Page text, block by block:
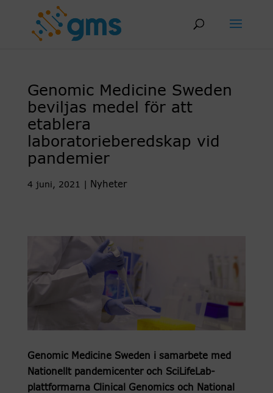
Genomic Medicine Sweden
beviljas medel för att
etablera
laboratorieberedskap vid
pandemier
4 juni, 2021 Nyheter
Genomic Medicine Sweden i samarbete med
Nationellt pandemicenter och SciLifeLab-
plattformarna Clinical Genomics och National